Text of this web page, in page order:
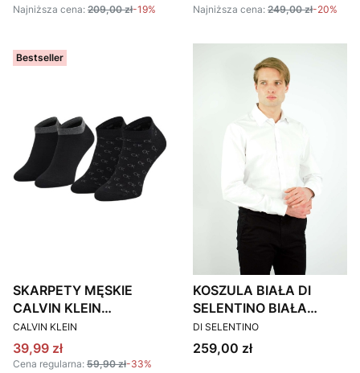
Najniższa cena: 209,00 zł-19%
Najniższa cena: 249,00 zł-20%
Bestseller
SKARPETY MĘSKIE
CALVIN KLEIN
701218715 CZARNE 2
PACK
PRODUCENT
CALVIN KLEIN
Cena promocyjna
39,99 zł
Cena regularna: 59,90 zł-33%
KOSZULA BIAŁA DI
SELENTINO BIAŁA
CLASSIC FIT
PRODUCENT
DI SELENTINO
Cena
259,00 zł